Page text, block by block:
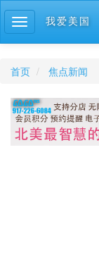
Toggle
navigation
我爱美国
首页 焦点新闻